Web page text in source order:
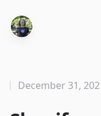
December 31,